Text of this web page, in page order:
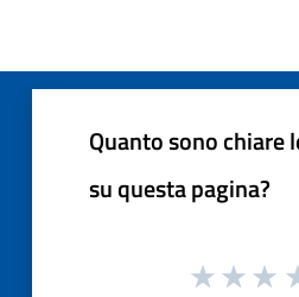
Quanto sono chiare
su questa pagina?